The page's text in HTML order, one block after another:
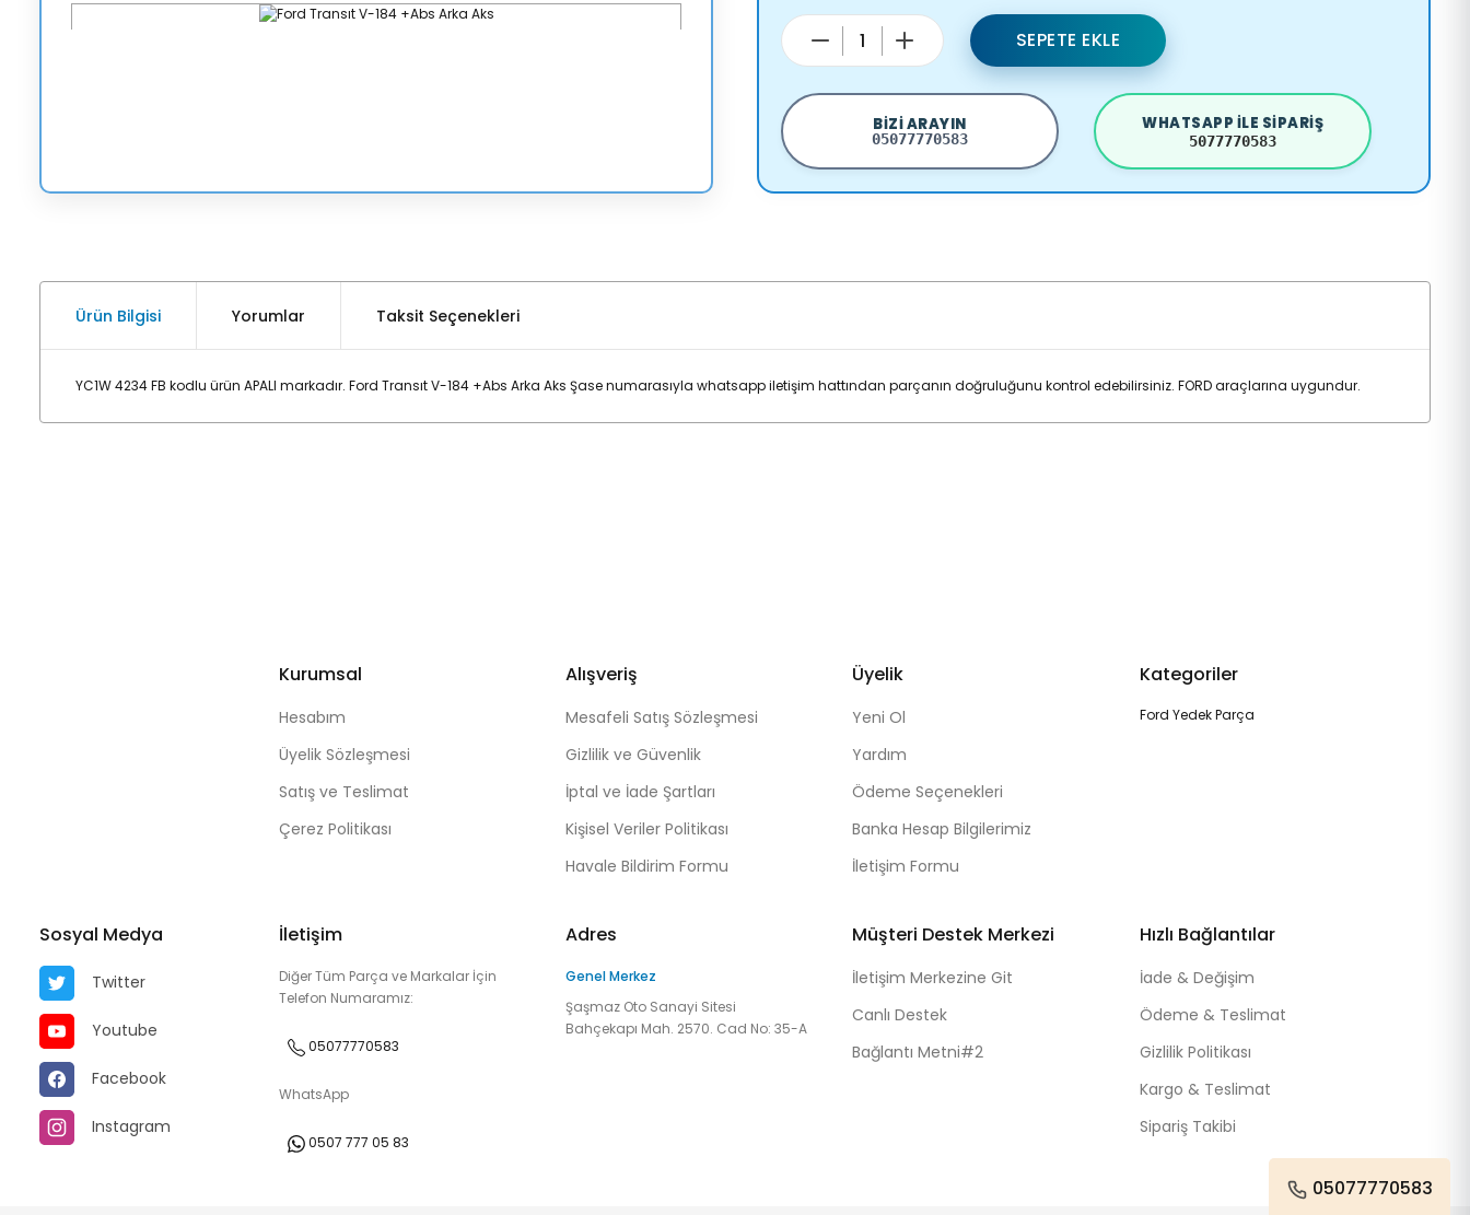
SEPETE EKLE
BIZI ARAYIN
05077770583
WHATSAPP ILE SIPARIŞ
5077770583
Ürün Bilgisi Yorumlar Taksit Seçenekleri
YC1W 4234 FB kodlu ürün APALI markadır. Ford Transıt V-184 +Abs Arka Aks Şase numarasıyla whatsapp iletişim hattından parçanın doğruluğunu kontrol edebilirsiniz. FORD araçlarına uygundur.
Kurumsal
Hesabım
Üyelik Sözleşmesi
Satış ve Teslimat
Çerez Politikası
Alışveriş
Mesafeli Satış Sözleşmesi
Gizlilik ve Güvenlik
İptal ve İade Şartları
Kişisel Veriler Politikası
Havale Bildirim Formu
Üyelik
Yeni Ol
Yardım
Ödeme Seçenekleri
Banka Hesap Bilgilerimiz
İletişim Formu
Kategoriler
Ford Yedek Parça
Sosyal Medya
Twitter
Youtube
Facebook
Instagram
İletişim
Diğer Tüm Parça ve Markalar İçin
Telefon Numaramız:
05077770583
WhatsApp
0507 777 05 83
Adres
Genel Merkez
Şaşmaz Oto Sanayi Sitesi
Bahçekapı Mah. 2570. Cad No: 35-A
Müşteri Destek Merkezi
İletişim Merkezine Git
Canlı Destek
Bağlantı Metni#2
Hızlı Bağlantılar
İade & Değişim
Ödeme & Teslimat
Gizlilik Politikası
Kargo & Teslimat
Sipariş Takibi
05077770583